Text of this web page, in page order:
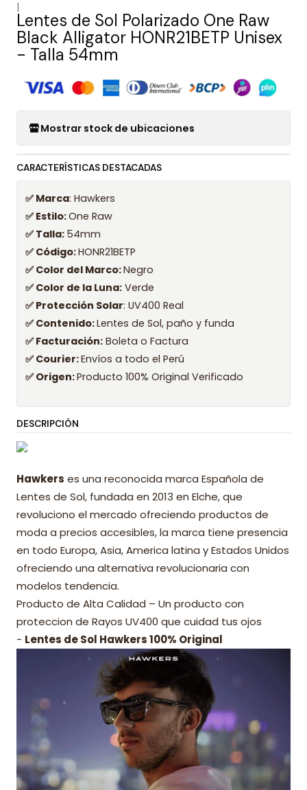
|
Lentes de Sol Polarizado One Raw
Black Alligator HONR21BETP Unisex
- Talla 54mm
Mostrar stock de ubicaciones
CARACTERÍSTICAS DESTACADAS
✅ Marca: Hawkers
✅ Estilo:One Raw
✅ Talla: 54mm
✅ Código:HONR21BETP
✅ Color del Marco:Negro
✅ Color de la Luna: Verde
✅ Protección Solar: UV400 Real
✅ Contenido:Lentes de Sol, paño y funda
✅ Facturación: Boleta o Factura
✅ Courier:Envíos a todo el Perú
✅ Origen:Producto 100% Original Verificado
DESCRIPCIÓN
Hawkers es una reconocida marca Española de
Lentes de Sol, fundada en 2013 en Elche, que
revoluciono el mercado ofreciendo productos de
moda a precios accesibles, la marca tiene presencia
en todo Europa, Asia, America latina y Estados Unidos
ofreciendo una alternativa revolucionaria con
modelos tendencia.
Producto de Alta Calidad – Un producto con
proteccion de Rayos UV400 que cuidad tus ojos
- Lentes de Sol Hawkers 100% Original